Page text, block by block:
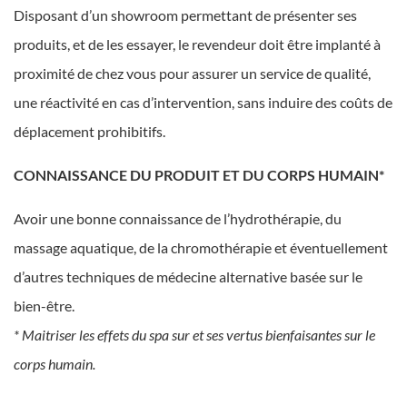
Disposant d’un showroom permettant de présenter ses
produits, et de les essayer, le revendeur doit être implanté à
proximité de chez vous pour assurer un service de qualité,
une réactivité en cas d’intervention, sans induire des coûts de
déplacement prohibitifs.
CONNAISSANCE DU PRODUIT ET DU CORPS HUMAIN*
Avoir une bonne connaissance de l’hydrothérapie, du
massage aquatique, de la chromothérapie et éventuellement
d’autres techniques de médecine alternative basée sur le
bien-être.
* Maitriser les effets du spa sur et ses vertus bienfaisantes sur le
corps humain.